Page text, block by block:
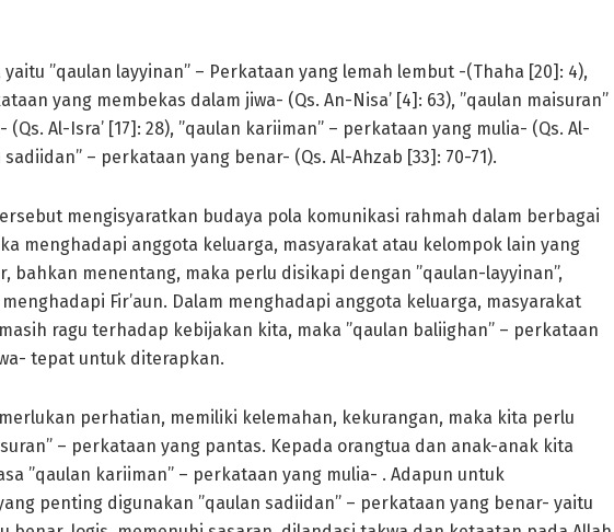
”qaulan layyinan” – Perkataan yang lemah lembut -(Thaha [20]: 4),
yang membekas dalam jiwa- (Qs. An-Nisa’ [4]: 63), ”qaulan maisuran”
Al-Isra’ [17]: 28), ”qaulan kariiman” – perkataan yang mulia- (Qs. Al-
sadiidan” – perkataan yang benar- (Qs. Al-Ahzab [33]: 70-71).
mengisyaratkan budaya pola komunikasi rahmah dalam berbagai
menghadapi anggota keluarga, masyarakat atau kelompok lain yang
bahkan menentang, maka perlu disikapi dengan ”qaulan-layyinan”,
Fir’aun. Dalam menghadapi anggota keluarga, masyarakat
ragu terhadap kebijakan kita, maka ”qaulan baliighan” – perkataan
tepat untuk diterapkan.
perhatian, memiliki kelemahan, kekurangan, maka kita perlu
– perkataan yang pantas. Kepada orangtua dan anak-anak kita
”qaulan kariiman” – perkataan yang mulia- . Adapun untuk
penting digunakan ”qaulan sadiidan” – perkataan yang benar- yaitu